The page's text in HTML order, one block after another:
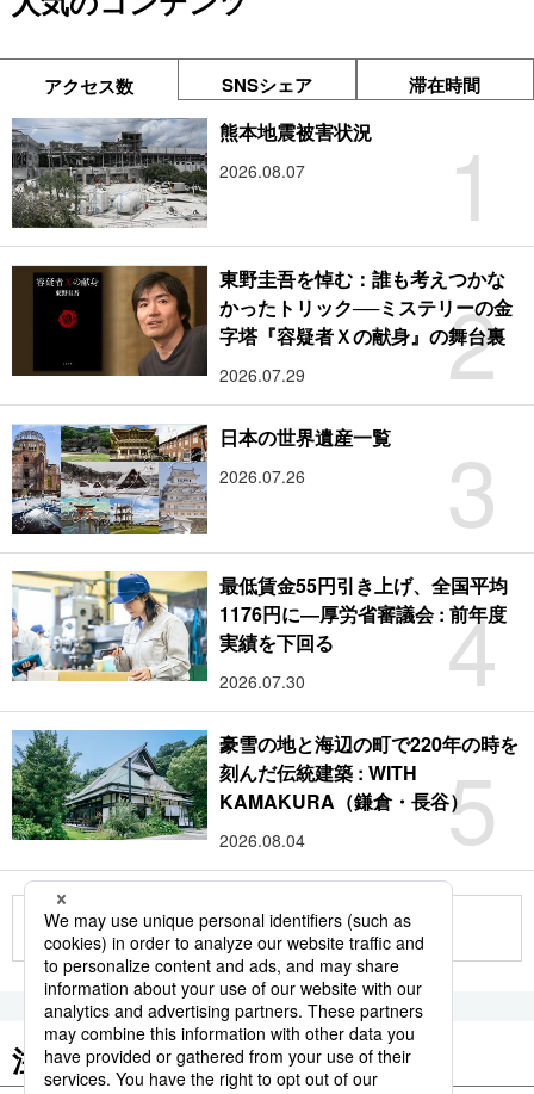
アクセス数 SNSシェア 滞在時間
1
熊本地震被害状況
2026.08.07
2
東野圭吾を悼む：誰も考えつかな
かったトリック──ミステリーの金
字塔『容疑者Ｘの献身』の舞台裏
2026.07.29
3
日本の世界遺産一覧
2026.07.26
4
最低賃金55円引き上げ、全国平均
1176円に―厚労省審議会 : 前年度
実績を下回る
2026.07.30
5
豪雪の地と海辺の町で220年の時を
刻んだ伝統建築 : WITH
KAMAKURA（鎌倉・長谷）
2026.08.04
もっと見る
注目のキーワード